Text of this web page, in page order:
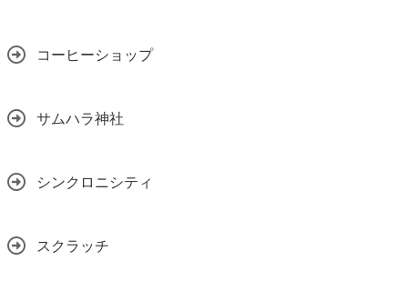
コーヒーショップ
サムハラ神社
シンクロニシティ
スクラッチ